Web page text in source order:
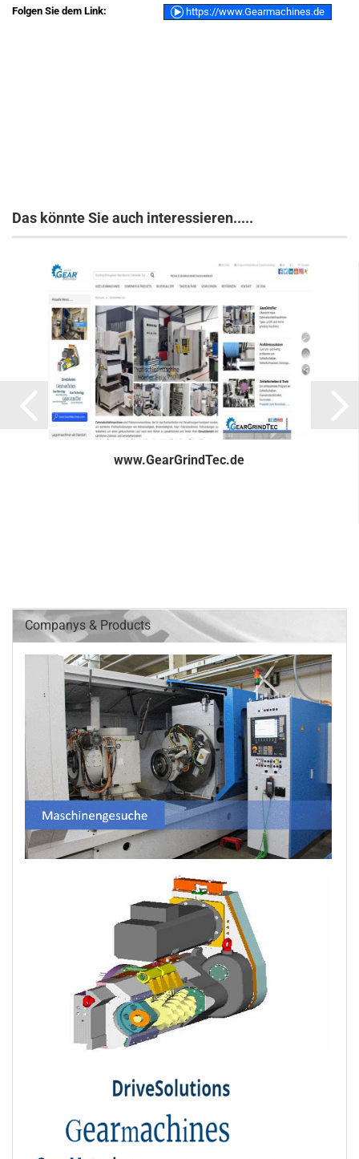
Folgen Sie dem Link:
https://www.Gearmachines.de
Das könnte Sie auch interessieren.....
www.GearGrindTec.de
Companys & Products